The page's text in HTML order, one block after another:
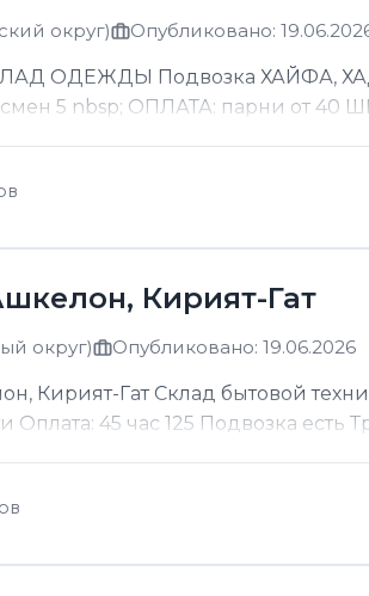
округ) Опубликовано:
ОДЕЖДЫ Подвозка ХАЙФА,
смен 5 nbsp; ОПЛАТА: парни от
Кирият-Гат
округ) Опубликовано: 19.06.2026
Кирият-Гат Склад бытовой
Оплата: 45 час 125 Подвозка